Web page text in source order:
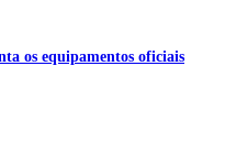
os equipamentos oficiais